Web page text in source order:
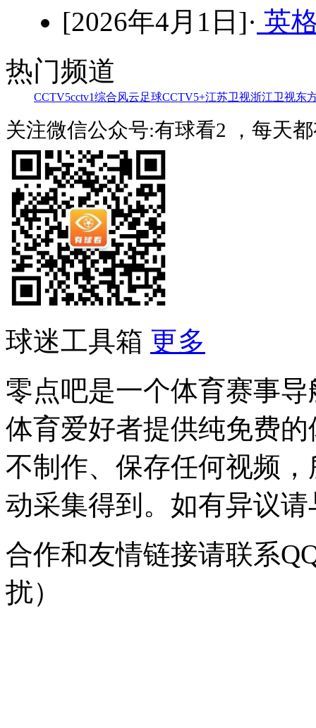
[2026年4月1日]· 英
热门频道
CCTV5cctv1综合风云足球CCTV5+江苏卫视浙江卫视东
关注微信公众号:有球看2 ，每天
球迷工具箱 更多
零点吧是一个体育赛事
体育爱好者提供纯免费
不制作、保存任何视频
动采集得到。如有异议
合作和友情链接请联系
扰）